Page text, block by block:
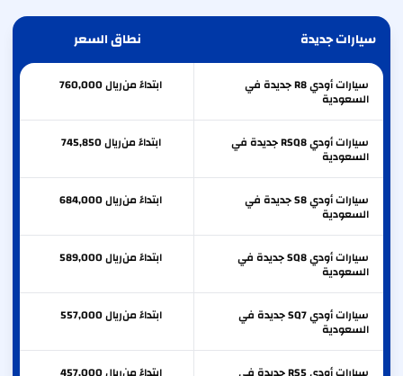
سيارات جديدة نطاق السعر
سيارات أودي R8 جديدة في
السعودية
ابتداءً من 760,000ريال
سيارات أودي RSQ8 جديدة في
السعودية
ابتداءً من 745,850ريال
سيارات أودي S8 جديدة في
السعودية
ابتداءً من 684,000ريال
سيارات أودي SQ8 جديدة في
السعودية
ابتداءً من 589,000ريال
سيارات أودي SQ7 جديدة في
السعودية
ابتداءً من 557,000ريال